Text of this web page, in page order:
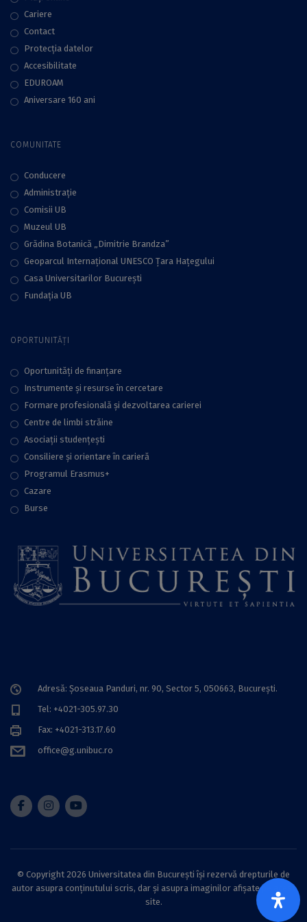
Cariere
Contact
Protecţia datelor
Accesibilitate
EDUROAM
Aniversare 160 ani
COMUNITATE
Conducere
Administraţie
Comisii UB
Muzeul UB
Grădina Botanică „Dimitrie Brandza”
Geoparcul Internațional UNESCO Țara Hațegului
Casa Universitarilor București
Fundaţia UB
OPORTUNITĂȚI
Oportunități de finanțare
Instrumente și resurse în cercetare
Formare profesională și dezvoltarea carierei
Centre de limbi străine
Asociații studențești
Consiliere şi orientare în carieră
Programul Erasmus+
Cazare
Burse
Adresă: Șoseaua Panduri, nr. 90, Sector 5, 050663, Bucureşti.
Tel: +4021-305.97.30
Fax: +4021-313.17.60
office@g.unibuc.ro
© Copyright 2026 Universitatea din București își rezervă drepturile de
autor asupra conținutului scris, dar și asupra imaginilor afișate pe acest
site.